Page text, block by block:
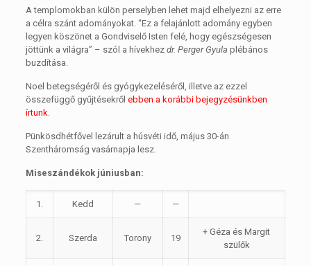
A templomokban külön perselyben lehet majd elhelyezni az erre
a célra szánt adományokat. “Ez a felajánlott adomány egyben
legyen köszönet a Gondviselő Isten felé, hogy egészségesen
jöttünk a világra” – szól a hívekhez dr. Perger Gyula plébános
buzdítása.
Noel betegségéről és gyógykezeléséről, illetve az ezzel
összefüggő gyűjtésekről ebben a korábbi bejegyzésünkben
írtunk
Pünkösdhétfővel lezárult a húsvéti idő, május 30-án
Szentháromság vasárnapja lesz.
Miseszándékok júniusban:
1. Kedd — —
2. Szerda Torony 19
+ Géza és Margit
szülők